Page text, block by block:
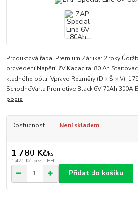
Produktová řada: Premium Záruka: 2 roky
provedení Napětí: 6V Kapacita: 80 Ah
kladného pólu: Vpravo Rozměry (D × Š × V):
SchodnéVarta Promotive Black 6V 70Ah 300A
popis
Dostupnost Není skladem
1 780 Kč/ks
1 471 Kč bez DPH
Přidat do košíku